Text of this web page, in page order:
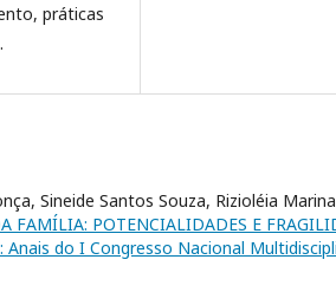
práticas
Sineide Santos Souza, Rizioléia
FAMÍLIA: POTENCIALIDADES E
Anais do I Congresso Nacional